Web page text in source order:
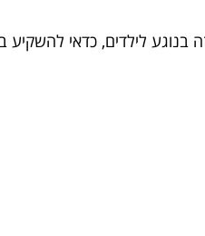
בנוגע לילדים, כדאי להשקיע